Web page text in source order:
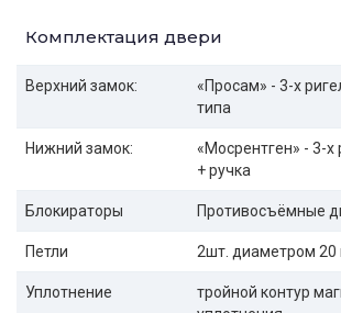
Комплектация двери
Верхний замок:
«Просам» - 3-х
типа
Нижний замок:
«Мосрентген» - 3-
+ ручка
Блокираторы Противосъёмные
Петли 2шт. диаметром 20
Уплотнение
тройной контур